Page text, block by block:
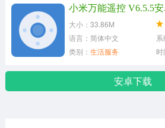
冒险解谜
体育竞技
小米万能遥控 V6.5.5
大小：33.86M
语言：简体中文
类别： 生活服务
安卓下载